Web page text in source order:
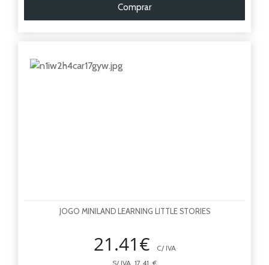
Comprar
JOGO MINILAND LEARNING LITTLE STORIES
21.41€
C/ IVA
S/ IVA 17.41 €